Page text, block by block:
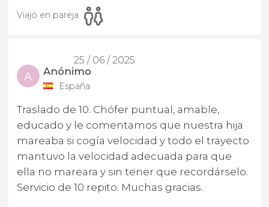
Viajó en pareja
25 / 06 / 2025
A Anónimo
España
Traslado de 10. Chófer puntual, amable,
educado y le comentamos que nuestra hija
mareaba si cogía velocidad y todo el trayecto
mantuvo la velocidad adecuada para que
ella no mareara y sin tener que recordárselo.
Servicio de 10 repito. Muchas gracias.